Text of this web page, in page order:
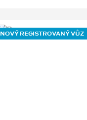
NOVÝ REGISTROVANÝ VŮZ